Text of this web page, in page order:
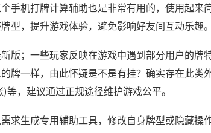
手机打牌计算辅助也是非常有用的，使用起来
型，提升游戏体验，避免影响好友间互动乐趣。
版；一些玩家反映在游戏中遇到部分用户的牌
牌一样，由此怀疑是不是有挂？确实存在此类
等，建议通过正规途径维护游戏公平。
求生成专用辅助工具，修改自身牌型或隐藏操